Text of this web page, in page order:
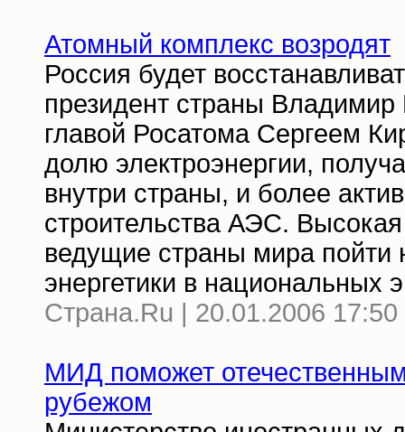
Атомный комплекс возродят
Россия будет
президент страны Владимир
главой Росатома Сергеем
долю электроэнергии,
внутри страны, и более
строительства АЭС.
ведущие страны мира пойти
энергетики в национальных
Страна.Ru | 20.01.2006 17:50
МИД поможет
рубежом